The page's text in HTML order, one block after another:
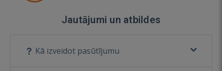
Jautājumi un atbildes
Kā izveidot pasūtījumu